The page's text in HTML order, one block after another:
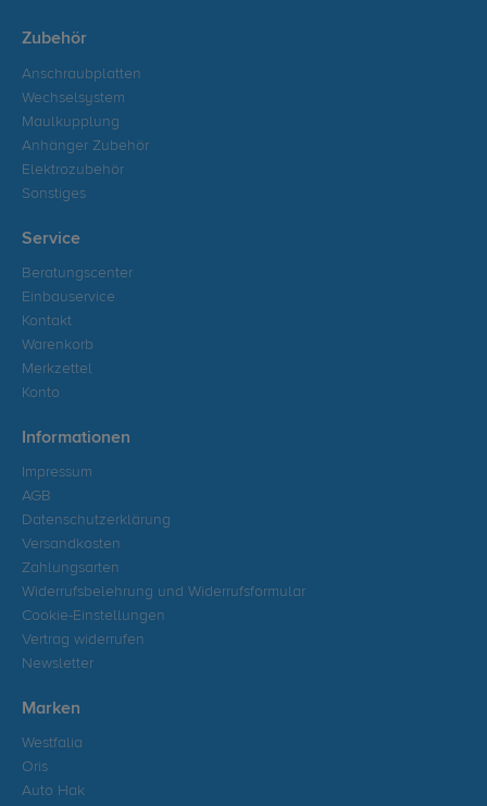
Zubehör
Anschraubplatten
Wechselsystem
Maulkupplung
Anhänger Zubehör
Elektrozubehör
Sonstiges
Service
Beratungscenter
Einbauservice
Kontakt
Warenkorb
Merkzettel
Konto
Informationen
Impressum
AGB
Datenschutzerklärung
Versandkosten
Zahlungsarten
Widerrufsbelehrung und Widerrufsformular
Cookie-Einstellungen
Vertrag widerrufen
Newsletter
Marken
Westfalia
Oris
Auto Hak